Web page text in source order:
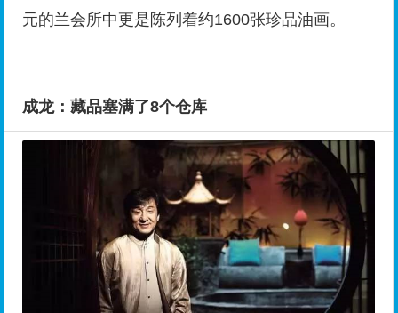
元的兰会所中更是陈列着约1600张珍品油画。
成龙：藏品塞满了8个仓库